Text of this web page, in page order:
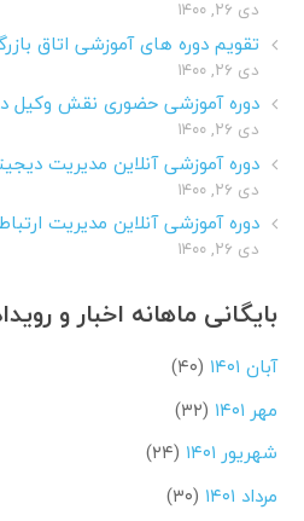
دی ۲۶, ۱۴۰۰
تقویم دوره های آموزشی اتاق بازرگانی
دی ۲۶, ۱۴۰۰
دوره آموزشی حضوری نقش وکیل
دی ۲۶, ۱۴۰۰
دوره آموزشی آنلاین مدیریت
دی ۲۶, ۱۴۰۰
دوره آموزشی آنلاین مدیریت
دی ۲۶, ۱۴۰۰
بایگانی ماهانه اخبار و
آبان ۱۴۰۱
(۴۰)
مهر ۱۴۰۱
(۳۲)
شهریور ۱۴۰۱
(۲۴)
مرداد ۱۴۰۱
(۳۰)